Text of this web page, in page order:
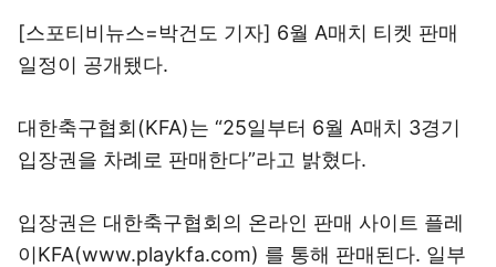
[스포티비뉴스=박건도 기자] 6월 A매치 티켓 판매
일정이 공개됐다.
대한축구협회(KFA)는 “25일부터 6월 A매치 3경기
입장권을 차례로 판매한다”라고 밝혔다.
입장권은 대한축구협회의 온라인 판매 사이트 플레
이KFA(www.playkfa.com) 를 통해 판매된다. 일부